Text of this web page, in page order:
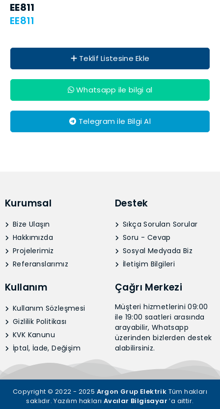
EE811
EE811
Teklif Listesine Ekle
Whatsapp ile bilgi al
Telegram ile Bilgi Al
Kurumsal
Bize Ulaşın
Hakkımızda
Projelerimiz
Referanslarımız
Destek
Sıkça Sorulan Sorular
Soru - Cevap
Sosyal Medyada Biz
İletişim Bilgileri
Kullanım
Kullanım Sözleşmesi
Gizlilik Politikası
KVK Kanunu
İptal, İade, Değişim
Çağrı Merkezi
Müşteri hizmetlerini 09:00
ile 19:00 saatleri arasında
arayabilir, Whatsapp
üzerinden bizlerden destek
alabilirsiniz.
Copyright © 2022 - 2025 Argon Grup Elektrik Tüm hakları
saklıdır. Yazılım hakları Avcılar Bilgisayar ’a aittir.